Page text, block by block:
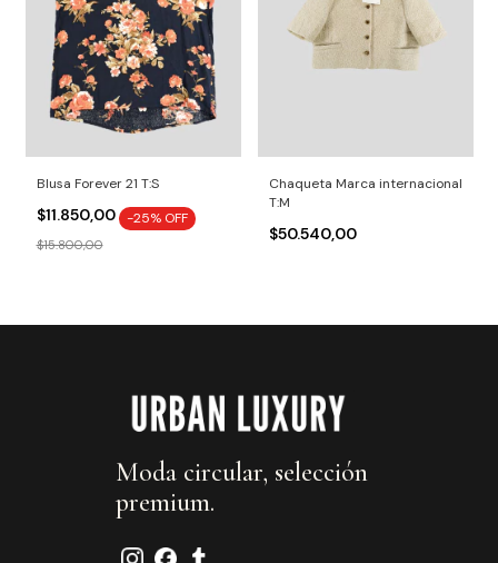
Blusa Forever 21 T:S
$11.850,00 -25% OFF
$15.800,00
Chaqueta Marca internacional
T:M
$50.540,00
Moda circular, selección
premium.